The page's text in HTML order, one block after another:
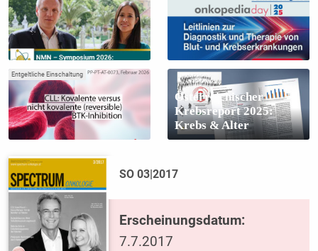
Entgeltliche Einschaltung
Österreichischer
Krebsreport 2025:
Krebs & Alter
SO 03|2017
Erscheinungsdatum:
7.7.2017